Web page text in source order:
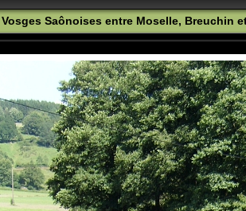
Saônoises entre Moselle, Breuchin